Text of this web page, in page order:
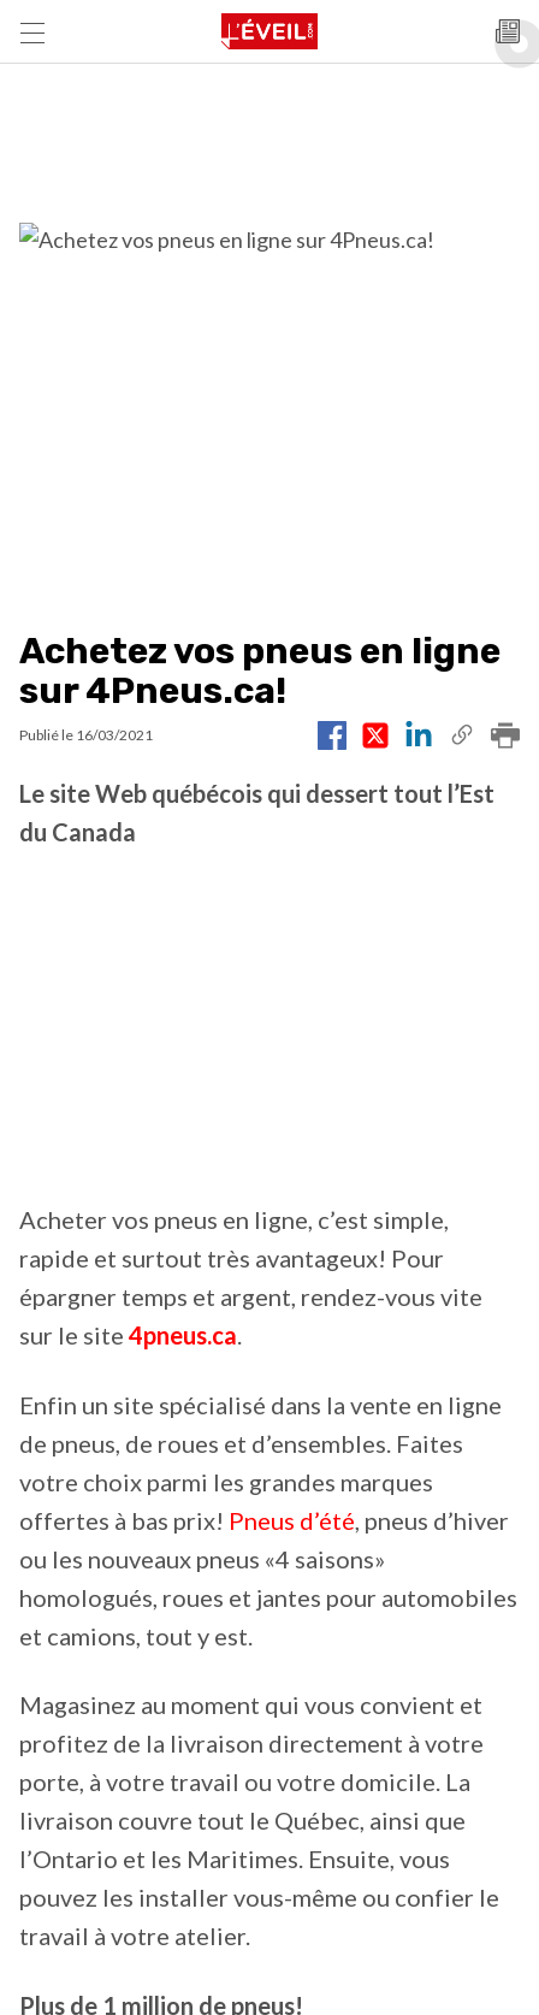
Achetez vos pneus en ligne
sur 4Pneus.ca!
Publié le 16/03/2021
Le site Web québécois qui dessert tout l’Est
du Canada
Acheter vos pneus en ligne, c’est simple,
rapide et surtout très avantageux! Pour
épargner temps et argent, rendez-vous vite
sur le site 4pneus.ca.
Enfin un site spécialisé dans la vente en ligne
de pneus, de roues et d’ensembles. Faites
votre choix parmi les grandes marques
offertes à bas prix! Pneus d’été, pneus d’hiver
ou les nouveaux pneus «4 saisons»
homologués, roues et jantes pour automobiles
et camions, tout y est.
Magasinez au moment qui vous convient et
profitez de la livraison directement à votre
porte, à votre travail ou votre domicile. La
livraison couvre tout le Québec, ainsi que
l’Ontario et les Maritimes. Ensuite, vous
pouvez les installer vous-même ou confier le
travail à votre atelier.
Plus de 1 million de pneus!